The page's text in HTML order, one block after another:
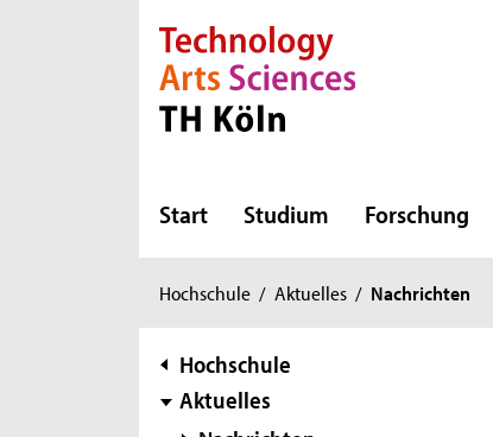
Direkt zur Hauptnavigation
Direkt zur Subnavigation
Direkt zum Inhalt
Direkt zum Fußbereich
Start Studium Forschung
Sie
hier:
Hochschule / Aktuelles / Nachrichten
Subnavigation
Hochschule
Aktuelles